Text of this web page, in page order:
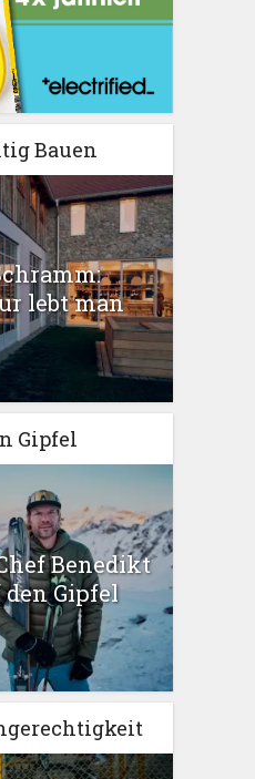
Bauen
lebt man
Gipfel
Benedikt
Gipfel